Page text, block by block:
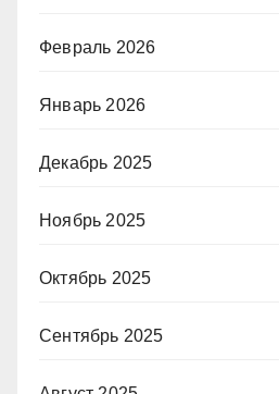
Февраль 2026
Январь 2026
Декабрь 2025
Ноябрь 2025
Октябрь 2025
Сентябрь 2025